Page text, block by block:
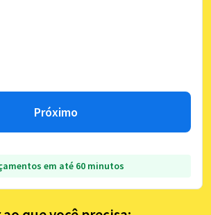
Próximo
em até 60 minutos